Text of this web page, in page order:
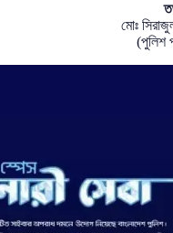
মোঃ
(পুলিশ